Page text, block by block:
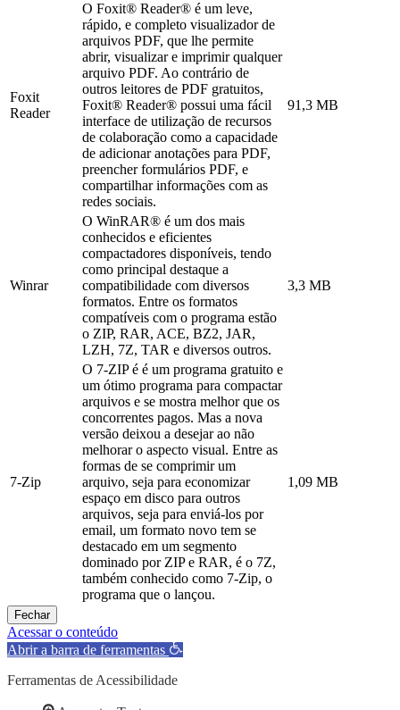
Foxit
Reader
O Foxit® Reader® é um leve,
rápido, e completo visualizador de
arquivos PDF, que lhe permite
abrir, visualizar e imprimir qualquer
arquivo PDF. Ao contrário de
outros leitores de PDF gratuitos,
Foxit® Reader® possui uma fácil
interface de utilização de recursos
de colaboração como a capacidade
de adicionar anotações para PDF,
preencher formulários PDF, e
compartilhar informações com as
redes sociais.
91,3 MB
Winrar
O WinRAR® é um dos mais
conhecidos e eficientes
compactadores disponíveis, tendo
como principal destaque a
compatibilidade com diversos
formatos. Entre os formatos
compatíveis com o programa estão
o ZIP, RAR, ACE, BZ2, JAR,
LZH, 7Z, TAR e diversos outros.
3,3 MB
7-Zip
O 7-ZIP é é um programa gratuito e
um ótimo programa para compactar
arquivos e se mostra melhor que os
concorrentes pagos. Mas a nova
versão deixou a desejar ao não
melhorar o aspecto visual. Entre as
formas de se comprimir um
arquivo, seja para economizar
espaço em disco para outros
arquivos, seja para enviá-los por
email, um formato novo tem se
destacado em um segmento
dominado por ZIP e RAR, é o 7Z,
também conhecido como 7-Zip, o
programa que o lançou.
1,09 MB
Fechar
Acessar o conteúdo
Abrir a barra de ferramentas
Ferramentas de Acessibilidade